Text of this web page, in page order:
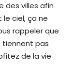
des villes afin
le ciel, ça ne
rappeler que
tiennent pas
de la vie